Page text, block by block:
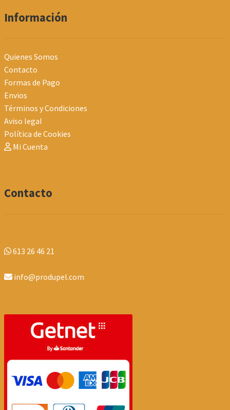
Información
Quienes Somos
Contacto
Formas de Pago
Envios
Términos y Condiciones
Aviso legal
Política de Cookies
Mi Cuenta
Contacto
613 26 46 21
info@produpel.com